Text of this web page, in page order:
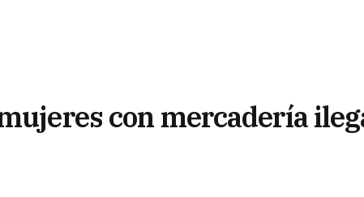
con mercadería